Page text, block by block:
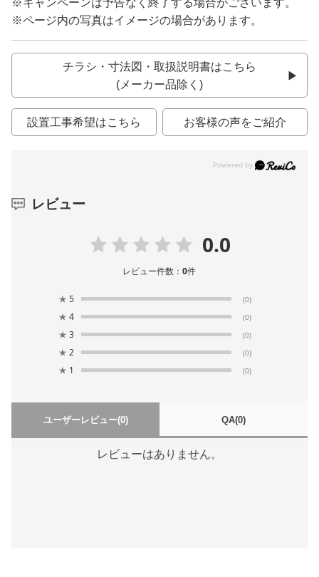
※ページ内の写真はイメージの場合があります。
チラシ・寸法図・取扱説明書はこちら
(メーカー品除く)
設置工事希望はこちら お客様の声をご紹介
レビュー
0.0
レビュー件数：0件
★ 5 (0)
★ 4 (0)
★ 3 (0)
★ 2 (0)
★ 1 (0)
ユーザーレビュー(0) QA(0)
レビューはありません。